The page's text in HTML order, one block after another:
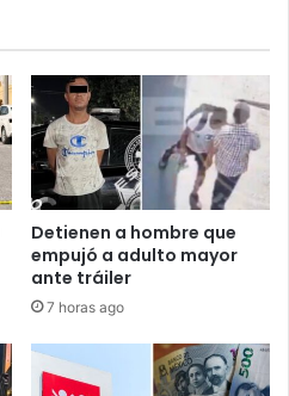
Detienen a hombre que
empujó a adulto mayor
ante tráiler
7 horas ago